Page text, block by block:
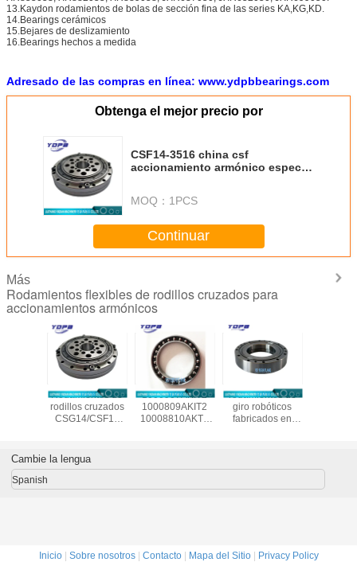
13.Kaydon rodamientos de bolas de sección fina de las series KA,KG,KD.
14.Bearings cerámicos
15.Bejares de deslizamiento
16.Bearings hechos a medida
Adresado de las compras en línea: www.ydpbbearings.com
Obtenga el mejor precio por
CSF14-3516 china csf
accionamiento armónico especial
MOQ： 1PCS
Continuar
Más
Rodamientos flexibles de rodillos cruzados para
accionamientos armónicos
Drive,
Rodamientos de
rodillos cruzados
CSG14/CSF14
9x55x16.5mm,
robots
1000907AKIT2
1000809AKIT2
10008810AKT2
delgada
rodamientos de
giro robóticos
fabricados en
Cambie la lengua
Spanish
Inicio| Sobre nosotros| Contacto| Mapa del Sitio| Privacy Policy